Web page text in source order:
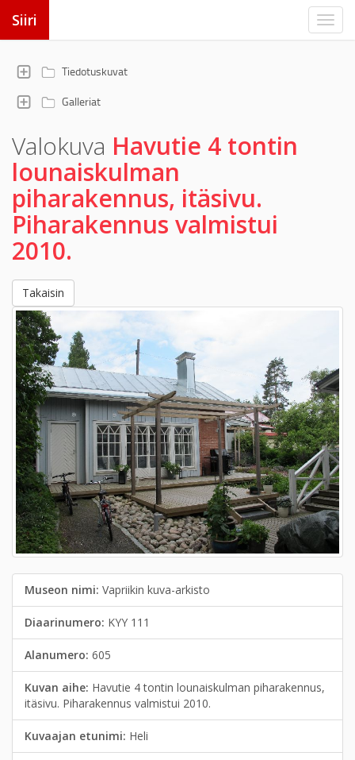
Siiri
Tiedotuskuvat
Galleriat
Valokuva Havutie 4 tontin
lounaiskulman
piharakennus, itäsivu.
Piharakennus valmistui
2010.
Takaisin
Museon nimi: Vapriikin kuva-arkisto
Diaarinumero: KYY 111
Alanumero: 605
Kuvan aihe: Havutie 4 tontin lounaiskulman piharakennus,
itäsivu. Piharakennus valmistui 2010.
Kuvaajan etunimi: Heli